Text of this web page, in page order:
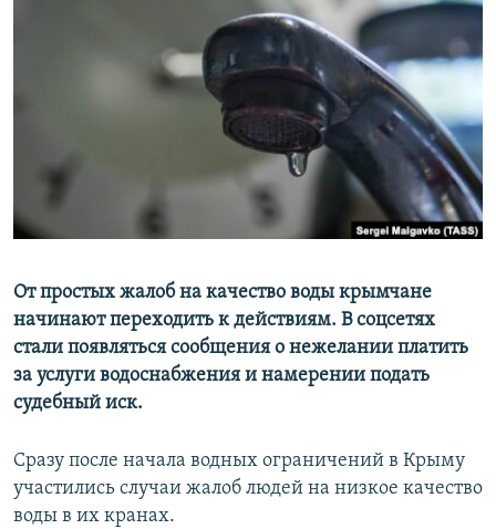
СОВЕТЫ ПРАВОЗАЩИТНИКОВ
ПРОПАВШИЕ БЕЗ ВЕСТИ
От простых жалоб на качество воды крымчане
начинают переходить к действиям. В соцсетях
стали появляться сообщения о нежелании платить
за услуги водоснабжения и намерении подать
судебный иск.
Сразу после начала водных ограничений в Крыму
участились случаи жалоб людей на низкое качество
воды в их кранах.